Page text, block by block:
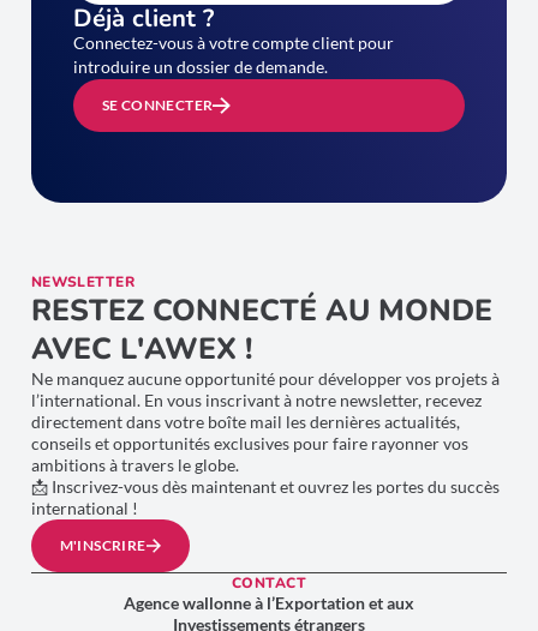
Déjà client ?
Connectez-vous à votre compte client pour
introduire un dossier de demande.
SE CONNECTER
NEWSLETTER
RESTEZ CONNECTÉ AU MONDE
AVEC L'AWEX !
Ne manquez aucune opportunité pour développer vos projets à
l’international. En vous inscrivant à notre newsletter, recevez
directement dans votre boîte mail les dernières actualités,
conseils et opportunités exclusives pour faire rayonner vos
ambitions à travers le globe.
📩 Inscrivez-vous dès maintenant et ouvrez les portes du succès
international !
M'INSCRIRE
CONTACT
Agence wallonne à l’Exportation et aux
Investissements étrangers